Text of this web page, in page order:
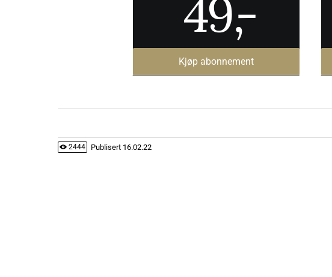
49,-
Kjøp abonnement
2444 Publisert 16.02.22